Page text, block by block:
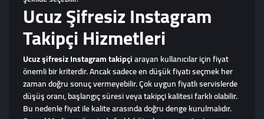
Ucuz Şifresiz Instagram
Takipçi Hizmetleri
Ucuz şifresiz Instagram takipçiarayan kullanıcılar için fiyat
önemli bir kriterdir. Ancak sadece en düşük fiyatı seçmek her
zaman doğru sonuç vermeyebilir. Çok uygun fiyatlı servislerde
düşüş oranı, başlangıç süresi veya takipçi kalitesi farklı olabilir.
Bu nedenle fiyat ile kalite arasında doğru denge kurulmalıdır.